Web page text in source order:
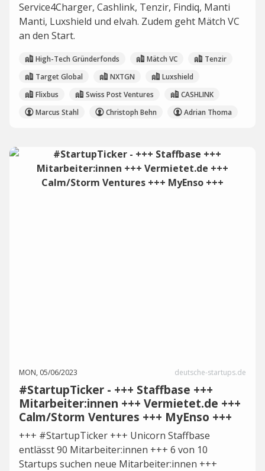
Service4Charger, Cashlink, Tenzir, Findiq, Manti
Manti, Luxshield und elvah. Zudem geht Mätch VC
an den Start.
High-Tech Gründerfonds Mätch VC
Tenzir
Target Global
NXTGN
Luxshield
Flixbus
Swiss Post Ventures
CASHLINK
Marcus Stahl
Christoph Behn Adrian Thoma
MON, 05/06/2023 deutsche-startups.de
#StartupTicker - +++ Staffbase +++
Mitarbeiter:innen +++ Vermietet.de +++
Calm/Storm Ventures +++ MyEnso +++
+++ #StartupTicker +++ Unicorn Staffbase
entlässt 90 Mitarbeiter:innen +++ 6 von 10
Startups suchen neue Mitarbeiter:innen +++